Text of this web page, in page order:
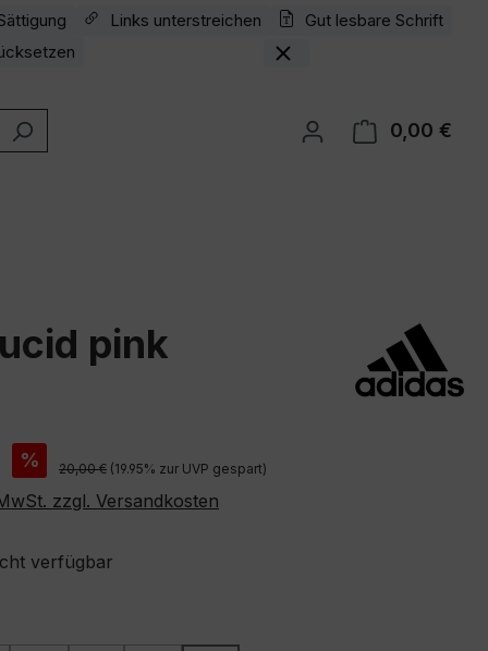
Links unterstreichen
Gut lesbare Schrift
0,00 €
pink
% Regulärer Preis:
20,00 € (19.95% zur UVP gespart)
zzgl. Versandkosten
verfügbar